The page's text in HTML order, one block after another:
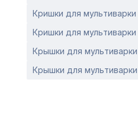
Кришки для
Кришки для
Крышки для
Крышки для